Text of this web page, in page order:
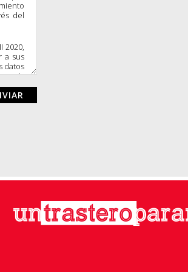
del
2020,
a sus
datos
por la
y/o